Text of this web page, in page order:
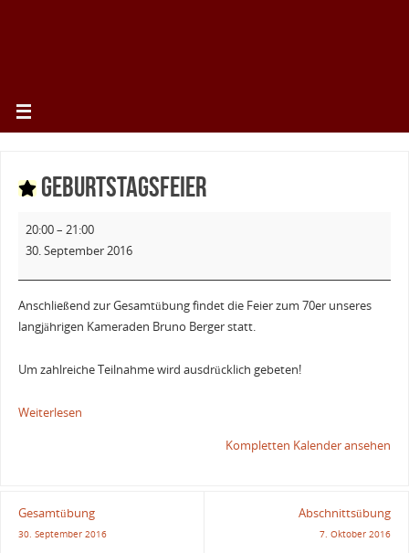
Geburtstagsfeier
20:00– 21:00
30. September 2016
Anschließend zur Gesamtübung findet die Feier zum 70er unseres
langjährigen Kameraden Bruno Berger statt.
Um zahlreiche Teilnahme wird ausdrücklich gebeten!
Weiterlesen
Kompletten Kalender ansehen
Gesamtübung
30. September 2016
Abschnittsübung
7. Oktober 2016